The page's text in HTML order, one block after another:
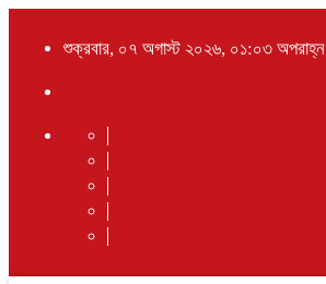
শুক্রবার, ০৭ অগাস্ট ২০২৬, ০১:০৩ অপরাহ্ন